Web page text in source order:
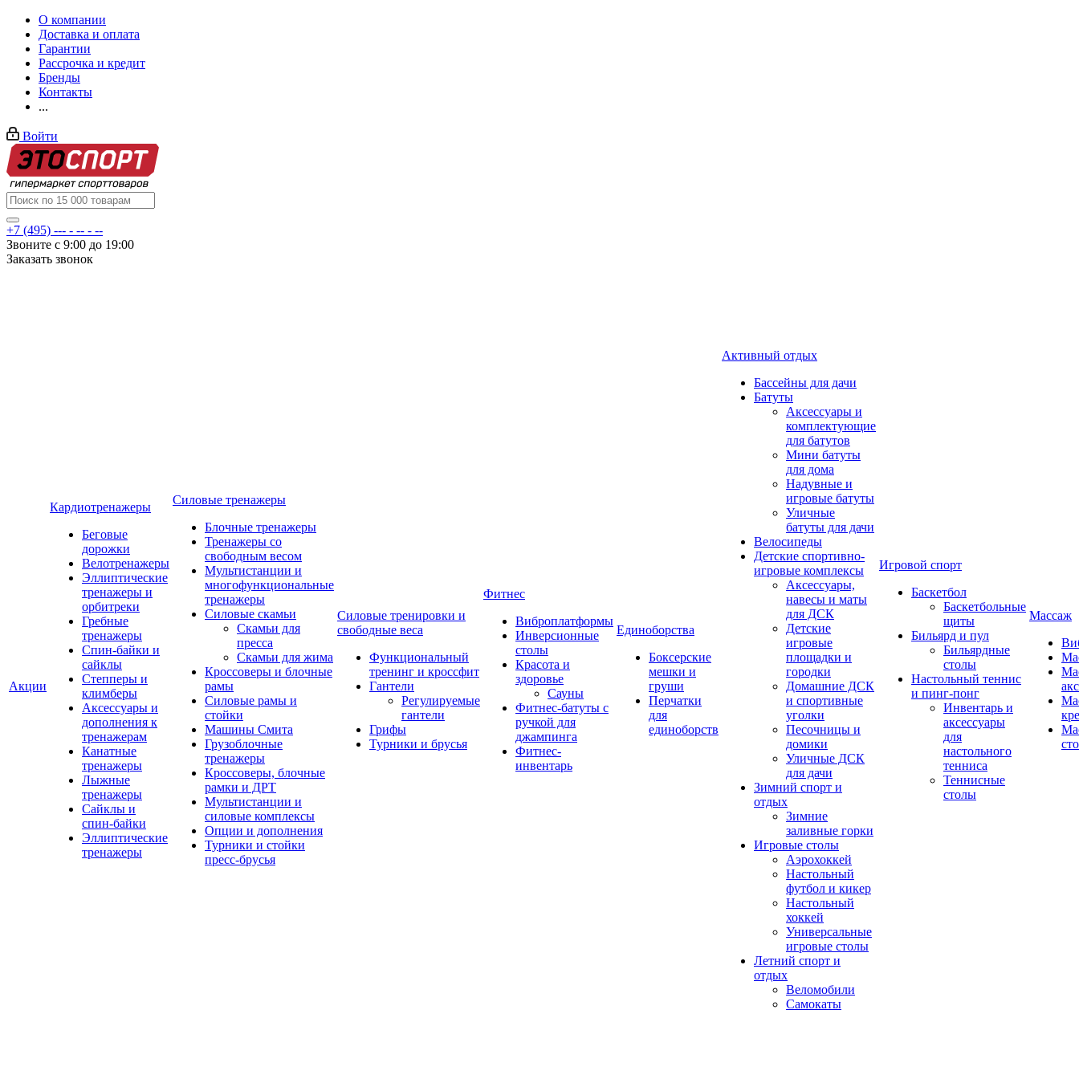
О компании
Доставка и оплата
Гарантии
Рассрочка и кредит
Бренды
Контакты
...
Войти
+7 (495) --- - -- - --
Звоните с 9:00 до 19:00
Заказать звонок
Акции
Кардиотренажеры
Беговые
дорожки
Велотренажеры
Эллиптические
тренажеры и
орбитреки
Гребные
тренажеры
Спин-байки и
сайклы
Степперы и
климберы
Аксессуары и
дополнения к
тренажерам
Канатные
тренажеры
Лыжные
тренажеры
Сайклы и
спин-байки
Эллиптические
тренажеры
Силовые тренажеры
Блочные тренажеры
Тренажеры со
свободным весом
Мультистанции и
многофункциональные
тренажеры
Силовые скамьи
Скамьи для
пресса
Скамьи для жима
Кроссоверы и блочные
рамы
Силовые рамы и
стойки
Машины Смита
Грузоблочные
тренажеры
Кроссоверы, блочные
рамки и ДРТ
Мультистанции и
силовые комплексы
Опции и дополнения
Турники и стойки
пресс-брусья
Силовые тренировки и
свободные веса
Функциональный
тренинг и кроссфит
Гантели
Регулируемые
гантели
Грифы
Турники и брусья
Фитнес
Виброплатформы
Инверсионные
столы
Красота и
здоровье
Сауны
Фитнес-батуты с
ручкой для
джампинга
Фитнес-
инвентарь
Единоборства
Боксерские
мешки и
груши
Перчатки
для
единоборств
Активный отдых
Бассейны для дачи
Батуты
Аксессуары и
комплектующие
для батутов
Мини батуты
для дома
Надувные и
игровые батуты
Уличные
батуты для дачи
Велосипеды
Детские спортивно-
игровые комплексы
Аксессуары,
навесы и маты
для ДСК
Детские
игровые
площадки и
городки
Домашние ДСК
и спортивные
уголки
Песочницы и
домики
Уличные ДСК
для дачи
Зимний спорт и
отдых
Зимние
заливные горки
Игровые столы
Аэрохоккей
Настольный
футбол и кикер
Настольный
хоккей
Универсальные
игровые столы
Летний спорт и
отдых
Веломобили
Самокаты
Игровой спорт
Баскетбол
Баскетбольные
щиты
Бильярд и пул
Бильярдные
столы
Настольный теннис
и пинг-понг
Инвентарь и
аксессуары
для
настольного
тенниса
Теннисные
столы
Массаж